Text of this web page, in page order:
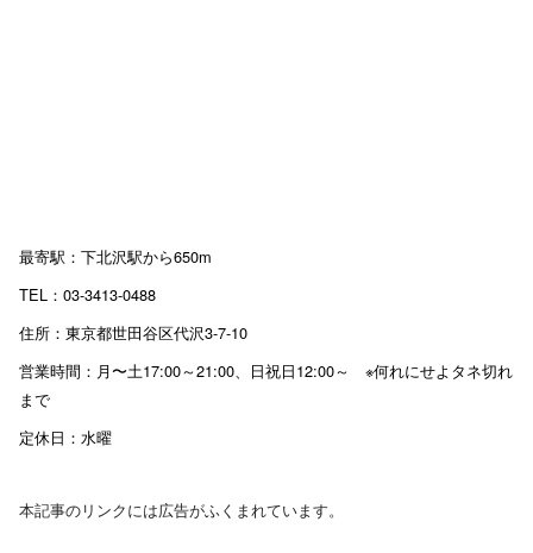
最寄駅：下北沢駅から650m
TEL：03-3413-0488
住所：東京都世田谷区代沢3-7-10
営業時間：月〜土17:00～21:00、日祝日12:00～ ※何れにせよタネ切れ
まで
定休日：水曜
本記事のリンクには広告がふくまれています。